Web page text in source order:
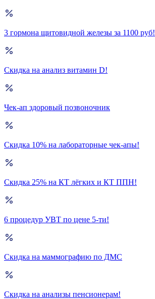
3 гормона щитовидной железы за 1100 руб!
Скидка на анализ витамин D!
Чек-ап здоровый позвоночник
Скидка 10% на лабораторные чек-апы!
Скидка 25% на КТ лёгких и КТ ППН!
6 процедур УВТ по цене 5-ти!
Скидка на маммографию по ДМС
Скидка на анализы пенсионерам!